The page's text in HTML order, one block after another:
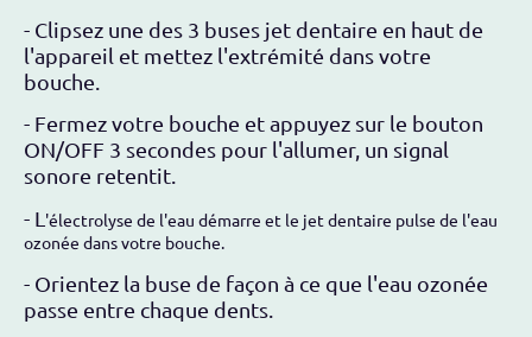
- Clipsez une des 3 buses jet dentaire en haut de
l'appareil et mettez l'extrémité dans votre
bouche.
- Fermez votre bouche et appuyez sur le bouton
ON/OFF 3 secondes pour l'allumer, un signal
sonore retentit.
- L 'électrolyse de l'eau démarre et le jet dentaire pulse de l'eau
ozonée dans votre bouche.
- Orientez la buse de façon à ce que l'eau ozonée
passe entre chaque dents.